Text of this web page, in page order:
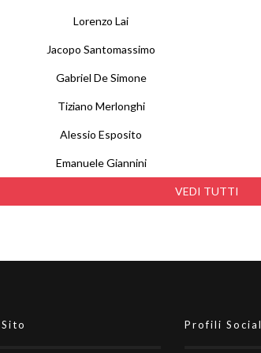
VEDI TUTTI
Lorenzo Lai
Jacopo Santomassimo
Gabriel De Simone
Tiziano Merlonghi
Alessio Esposito
Emanuele Giannini
Profili Social